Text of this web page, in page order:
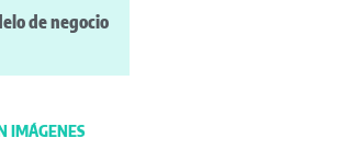
de negocio
IMÁGENES